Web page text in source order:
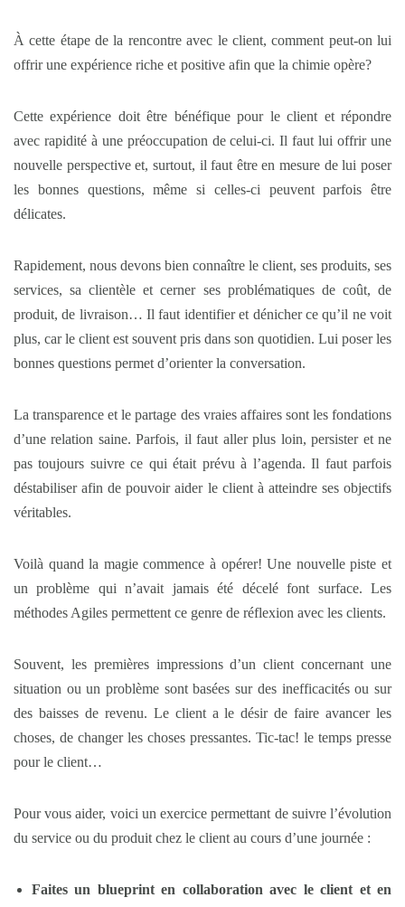
À cette étape de la rencontre avec le client, comment peut-on lui
offrir une expérience riche et positive afin que la chimie opère?
Cette expérience doit être bénéfique pour le client et répondre
avec rapidité à une préoccupation de celui-ci. Il faut lui offrir une
nouvelle perspective et, surtout, il faut être en mesure de lui poser
les bonnes questions, même si celles-ci peuvent parfois être
délicates.
Rapidement, nous devons bien connaître le client, ses produits, ses
services, sa clientèle et cerner ses problématiques de coût, de
produit, de livraison… Il faut identifier et dénicher ce qu’il ne voit
plus, car le client est souvent pris dans son quotidien. Lui poser les
bonnes questions permet d’orienter la conversation.
La transparence et le partage des vraies affaires sont les fondations
d’une relation saine. Parfois, il faut aller plus loin, persister et ne
pas toujours suivre ce qui était prévu à l’agenda. Il faut parfois
déstabiliser afin de pouvoir aider le client à atteindre ses objectifs
véritables.
Voilà quand la magie commence à opérer! Une nouvelle piste et
un problème qui n’avait jamais été décelé font surface. Les
méthodes Agiles permettent ce genre de réflexion avec les clients.
Souvent, les premières impressions d’un client concernant une
situation ou un problème sont basées sur des inefficacités ou sur
des baisses de revenu. Le client a le désir de faire avancer les
choses, de changer les choses pressantes. Tic-tac! le temps presse
pour le client…
Pour vous aider, voici un exercice permettant de suivre l’évolution
du service ou du produit chez le client au cours d’une journée :
Faites un blueprinten collaboration avec le client et en